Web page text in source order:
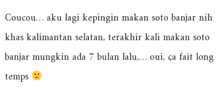
Coucou… aku lagi kepingin makan soto banjar nih
khas kalimantan selatan, terakhir kali makan soto
banjar mungkin ada 7 bulan lalu,… oui, ça fait long
temps